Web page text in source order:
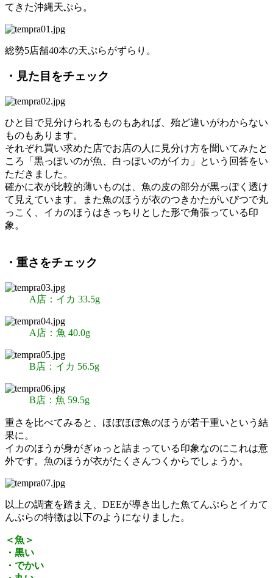
てきた沖縄天ぷら。
総勢5店舗40本の天ぷらがずらり。
・見た目をチェック
ひと目で見分けられるものもあれば、殆ど違いがわからない
ものもあります。
それぞれ買い求めた店でお店の人に見分け方を聞いてみたと
ころ「黒っぽいのが魚、白っぽいのがイカ」という回答をい
ただきました。
確かに衣が比較的薄いものは、魚の皮の部分が黒っぽく透け
て見えています。また魚のほうが衣のつきかたがいびつで丸
っこく、イカのほうはきっちりとした形で角張っている印
象。
・重さをチェック
A店：イカ 33.5g
A店： 魚 40.0g
B店： イカ 56.5g
B店： 魚 59.5g
重さを比べてみると、ほぼほぼ魚のほうが若干重いという結
果に。
イカのほうが身がぎゅっと詰まっている印象なのにこれは意
外です。魚のほうが衣がたくさんつくからでしょうか。
以上の調査を踏まえ、DEEが導き出した魚てんぷらとイカて
んぷらの特徴は以下のようになりました。
＜魚＞
・黒い
・でかい